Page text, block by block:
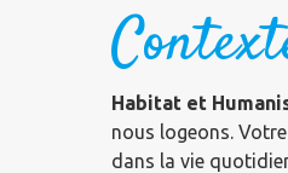
Habitat et
nous logeons.
dans la vie